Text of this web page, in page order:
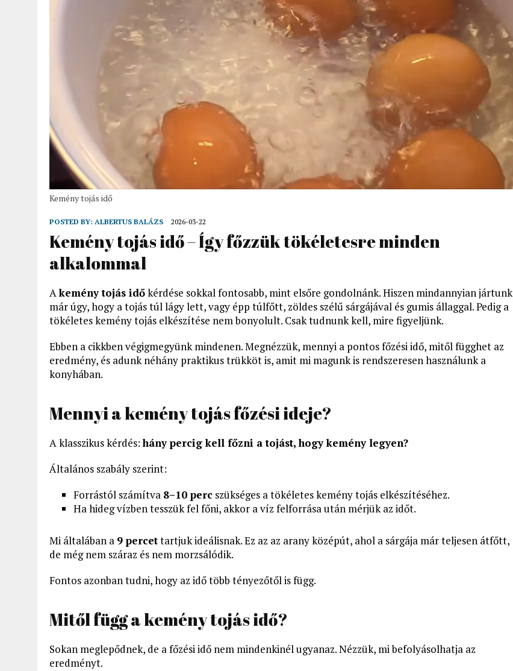
Kemény tojás idő
POSTED BY: ALBERTUS BALÁZS 2026-03-22
Kemény tojás idő – Így főzzük tökéletesre minden
alkalommal
Akemény tojás időkérdése sokkal fontosabb, mint elsőre gondolnánk. Hiszen mindannyian jártunk
már úgy, hogy a tojás túl lágy lett, vagy épp túlfőtt, zöldes szélű sárgájával és gumis állaggal. Pedig a
tökéletes kemény tojás elkészítése nem bonyolult. Csak tudnunk kell, mire figyeljünk.
Ebben a cikkben végigmegyünk mindenen. Megnézzük, mennyi a pontos főzési idő, mitől függhet az
eredmény, és adunk néhány praktikus trükköt is, amit mi magunk is rendszeresen használunk a
konyhában.
Mennyi a kemény tojás főzési ideje?
A klasszikus kérdés:hány percig kell főzni a tojást, hogy kemény legyen?
Általános szabály szerint:
Forrástól számítva 8–10 perc szükséges a tökéletes kemény tojás elkészítéséhez.
Ha hideg vízben tesszük fel főni, akkor a víz felforrása után mérjük az időt.
Mi általában a 9 percettartjuk ideálisnak. Ez az az arany középút, ahol a sárgája már teljesen átfőtt,
de még nem száraz és nem morzsálódik.
Fontos azonban tudni, hogy az idő több tényezőtől is függ.
Mitől függ a kemény tojás idő?
Sokan meglepődnek, de a főzési idő nem mindenkinél ugyanaz. Nézzük, mi befolyásolhatja az
eredményt.